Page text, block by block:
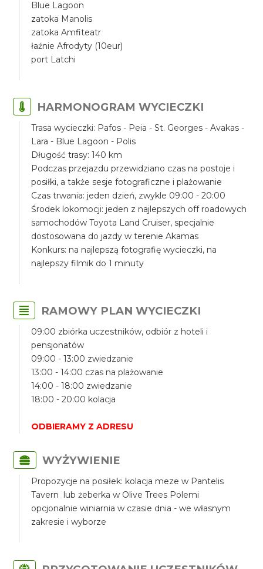
Blue Lagoon
zatoka Manolis
zatoka Amfiteatr
łaźnie Afrodyty (10eur)
port Latchi
HARMONOGRAM WYCIECZKI
Trasa wycieczki: Pafos - Peia - St. Georges - Avakas -
Lara - Blue Lagoon - Polis
Długość trasy: 140 km
Podczas przejazdu przewidziano czas na postoje i
posiłki, a także sesje fotograficzne i plażowanie
Czas trwania: jeden dzień, zwykle 09:00 - 20:00
Środek lokomocji: jeden z najlepszych off roadowych
samochodów Toyota Land Cruiser, specjalnie
dostosowana do jazdy w terenie Akamas
Konkurs: na najlepszą fotografię wycieczki, na
najlepszy filmik do 1 minuty
RAMOWY PLAN WYCIECZKI
09:00 zbiórka uczestników, odbiór z hoteli i
pensjonatów
09:00 - 13:00 zwiedzanie
13:00 - 14:00 czas na plażowanie
14:00 - 18:00 zwiedzanie
18:00 - 20:00 kolacja
ODBIERAMY Z ADRESU
WYŻYWIENIE
Propozycje na posiłek: kolacja meze w Pantelis
Tavern lub żeberka w Olive Trees Polemi
opcjonalnie winiarnia w czasie dnia - we własnym
zakresie i wyborze